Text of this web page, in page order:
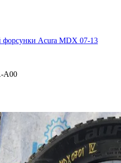
форсунки Acura MDX 07-13
A00